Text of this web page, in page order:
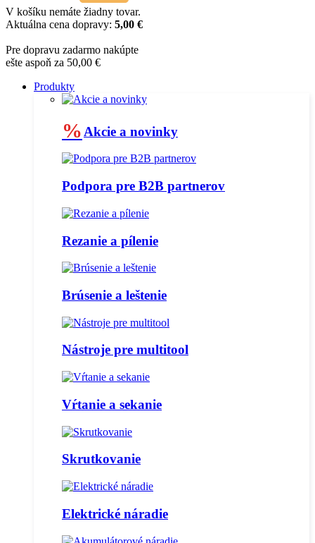
V košíku nemáte žiadny tovar.
Aktuálna cena dopravy: 5,00 €
Pre dopravu zadarmo nakúpte
ešte aspoň za 50,00 €
Produkty
% Akcie a novinky
Podpora pre B2B partnerov
Rezanie a pílenie
Brúsenie a leštenie
Nástroje pre multitool
Vŕtanie a sekanie
Skrutkovanie
Elektrické náradie